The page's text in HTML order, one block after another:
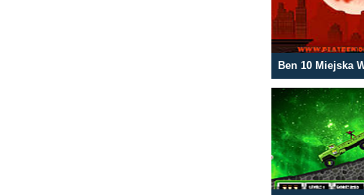
Ben 10 Miejska